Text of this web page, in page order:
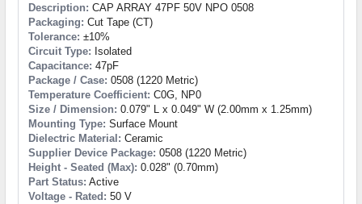
Description: CAP ARRAY 47PF 50V NPO 0508
Packaging: Cut Tape (CT)
Tolerance: ±10%
Circuit Type: Isolated
Capacitance: 47pF
Package / Case: 0508 (1220 Metric)
Temperature Coefficient: C0G, NP0
Size / Dimension: 0.079" L x 0.049" W (2.00mm x 1.25mm)
Mounting Type: Surface Mount
Dielectric Material: Ceramic
Supplier Device Package: 0508 (1220 Metric)
Height - Seated (Max): 0.028" (0.70mm)
Part Status: Active
Voltage - Rated: 50 V